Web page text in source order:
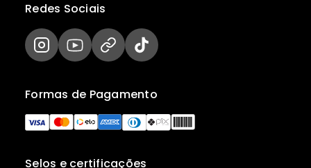
Selos e certificações
Formas de Pagamento
Redes Sociais